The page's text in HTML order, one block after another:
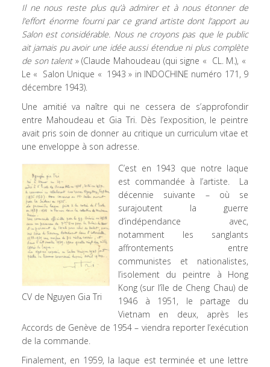
Il ne nous reste plus qu’à admirer et à nous étonner de
l’effort énorme fourni par ce grand artiste dont l’apport au
Salon est considérable. Nous ne croyons pas que le public
ait jamais pu avoir une idée aussi étendue ni plus complète
de son talent » (Claude Mahoudeau (qui signe « CL. M.), «
Le « Salon Unique « 1943 » in INDOCHINE numéro 171, 9
décembre 1943).
Une amitié va naître qui ne cessera de s’approfondir
entre Mahoudeau et Gia Tri. Dès l’exposition, le peintre
avait pris soin de donner au critique un curriculum vitae et
une enveloppe à son adresse.
CV de Nguyen Gia Tri
C’est en 1943 que notre laque
est commandée à l’artiste. La
décennie suivante – où se
surajoutent la guerre
d’indépendance avec,
notamment les sanglants
affrontements entre
communistes et nationalistes,
l’isolement du peintre à Hong
Kong (sur l’île de Cheng Chau) de
1946 à 1951, le partage du
Vietnam en deux, après les
Accords de Genève de 1954 – viendra reporter l’exécution
de la commande.
Finalement, en 1959, la laque est terminée et une lettre